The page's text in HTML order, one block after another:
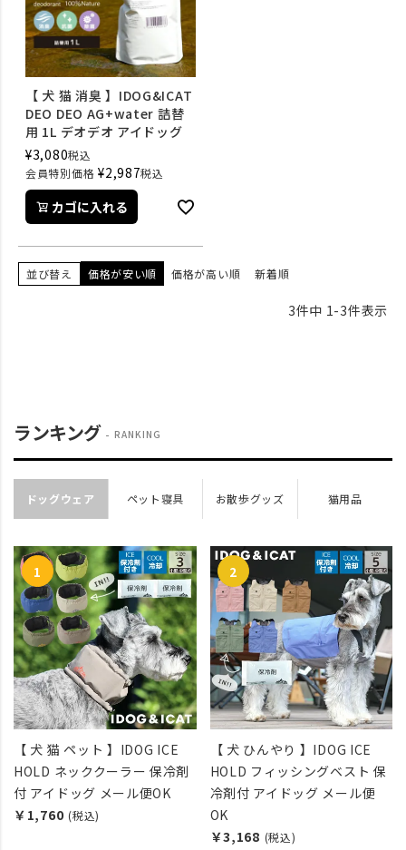
【 犬 猫 消臭 】IDOG&ICAT
DEO DEO AG+water 詰替
用 1L デオデオ アイドッグ
¥3,080税込
会員特別価格 ¥2,987税込
カゴに入れる
並び替え 価格が安い順 価格が高い順 新着順
3件中 1-3件表示
ランキング RANKING
ドッグウェア ペット寝具 お散歩グッズ 猫用品
【 犬 猫 ペット 】IDOG ICE
HOLD ネッククーラー 保冷剤
付 アイドッグ メール便OK
￥1,760 (税込)
【 犬 ひんやり 】IDOG ICE
HOLD フィッシングベスト 保
冷剤付 アイドッグ メール便
OK
￥3,168 (税込)